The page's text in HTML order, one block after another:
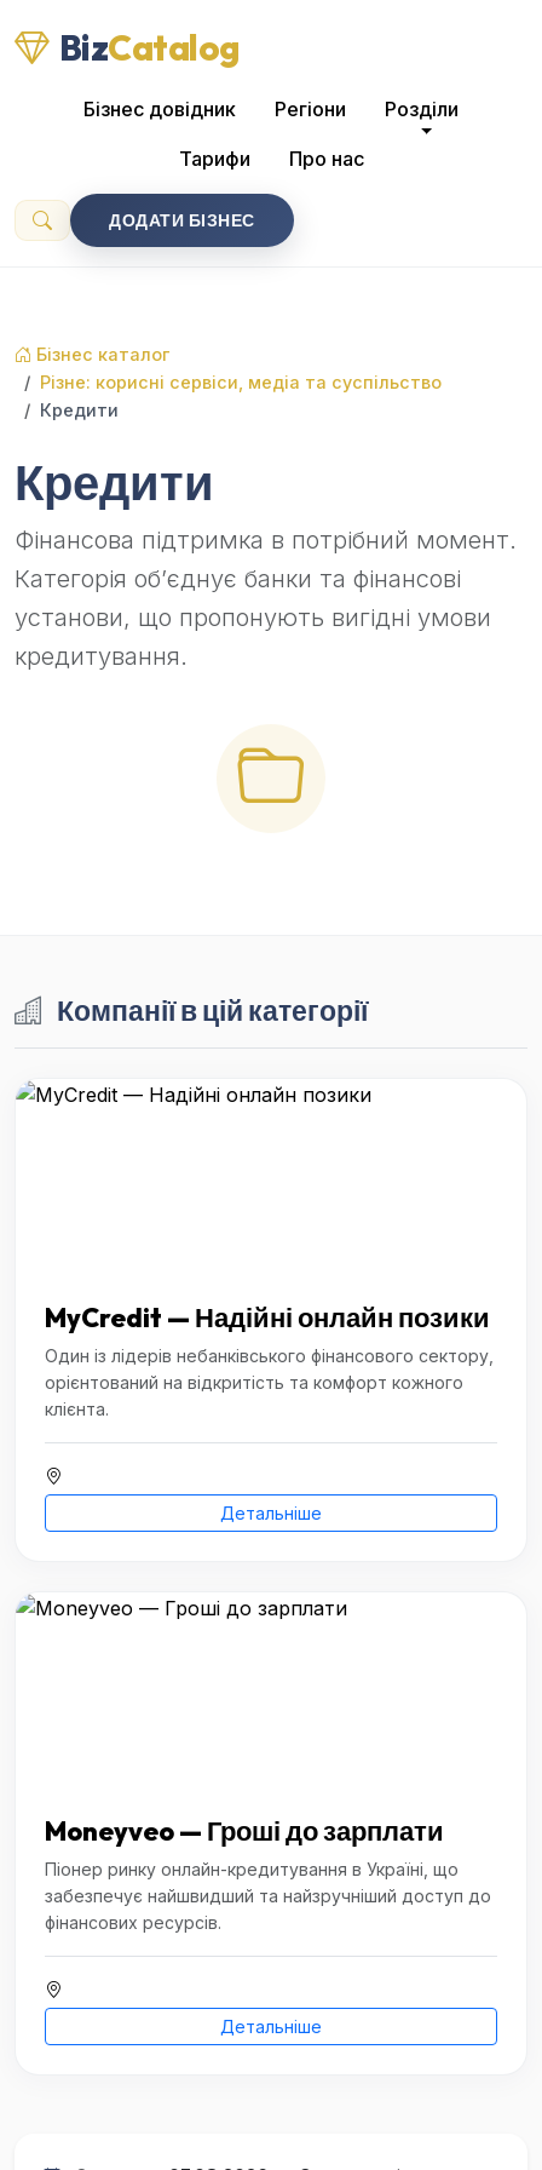
BizCatalog
Бізнес довідник Регіони Розділи
Тарифи Про нас
ДОДАТИ БІЗНЕС
Бізнес каталог
Різне: корисні сервіси, медіа та суспільство
Кредити
Кредити
Фінансова підтримка в потрібний момент.
Категорія об’єднує банки та фінансові
установи, що пропонують вигідні умови
кредитування.
Компанії в цій категорії
MyCredit — Надійні онлайн позики
Один із лідерів небанківського фінансового сектору,
орієнтований на відкритість та комфорт кожного
клієнта.
Детальніше
Moneyveo — Гроші до зарплати
Піонер ринку онлайн-кредитування в Україні, що
забезпечує найшвидший та найзручніший доступ до
фінансових ресурсів.
Детальніше